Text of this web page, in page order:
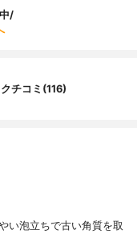
/
チコミ(116)
い泡立ちで古い角質を取